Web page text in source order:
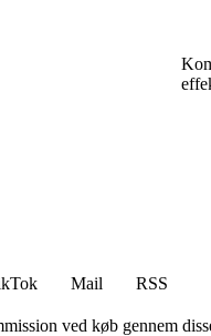
Mail
RSS
ved køb gennem